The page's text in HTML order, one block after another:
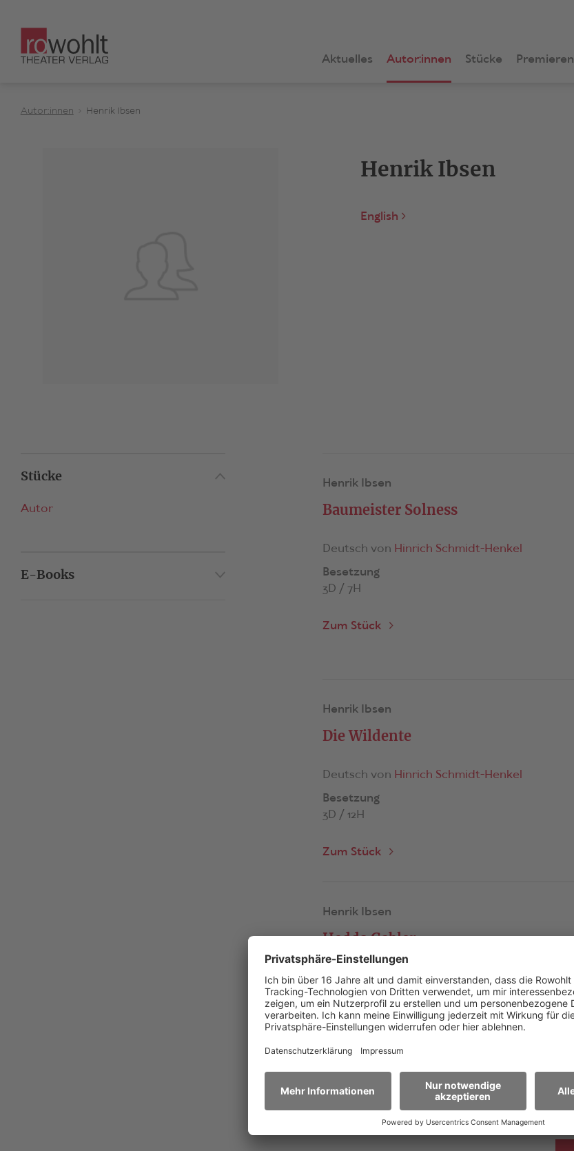
Aktuelles Autor:innen Stücke Premieren
Autor:innen Henrik Ibsen
Henrik Ibsen
English
Stücke
Autor
E-Books
Henrik Ibsen
Baumeister Solness
Deutsch von Hinrich Schmidt-Henkel
Besetzung
3D / 7H
Zum Stück
Henrik Ibsen
Die Wildente
Deutsch von Hinrich Schmidt-Henkel
Besetzung
3D / 12H
Zum Stück
Henrik Ibsen
Hedda Gabler
Bearbeitet vonThomas Freyer
Besetzung
4D / 3H
Zum Stück